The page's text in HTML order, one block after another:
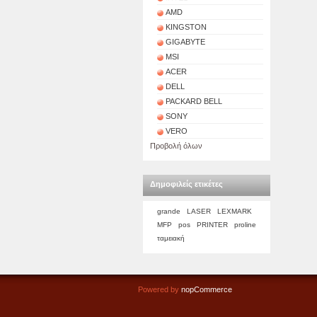
AMD
KINGSTON
GIGABYTE
MSI
ACER
DELL
PACKARD BELL
SONY
VERO
Προβολή όλων
Δημοφιλείς ετικέτες
grande LASER
LEXMARK
MFP
pos PRINTER
proline
ταμειακή
Powered by nopCommerce